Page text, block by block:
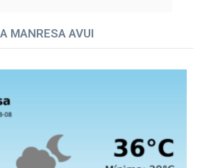
MANRESA AVUI